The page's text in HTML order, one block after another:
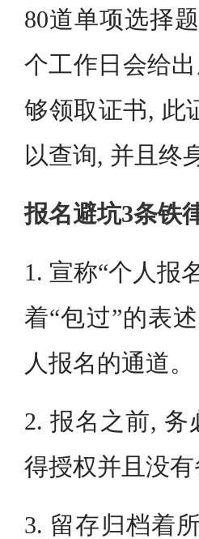
80道单项选择
个工作日会给
够领取证书, 此
以查询, 并且终
报名避坑3条铁
1. 宣称“个人报
着“包过”的表
人报名的通道。
2. 报名之前,
得授权并且没
3. 留存归档着